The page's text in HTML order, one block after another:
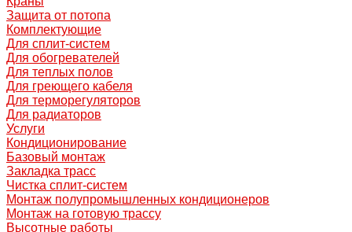
Защита от потопа
Комплектующие
Для сплит-систем
Для обогревателей
Для теплых полов
Для греющего кабеля
Для терморегуляторов
Для радиаторов
Услуги
Кондиционирование
Базовый монтаж
Закладка трасс
Чистка сплит-систем
Монтаж полупромышленных кондиционеров
Монтаж на готовую трассу
Высотные работы